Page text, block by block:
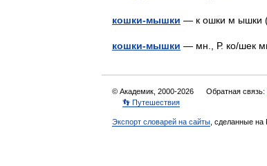
кошки-мышки — к ошки м ышки
кошки-мышки — мн., Р. ко/шек
© Академик, 2000-2026 Обратная связь:
👣 Путешествия
Экспорт словарей на сайты , сделанные на